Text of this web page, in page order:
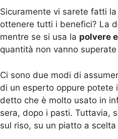
Sicuramente vi sarete fatti
ottenere tutti i benefici? La
mentre se si usa la polvere
quantità non vanno
Ci sono due modi di
di un esperto oppure potete
detto che è molto usato in
sera, dopo i pasti. Tuttavia,
sul riso, su un piatto a